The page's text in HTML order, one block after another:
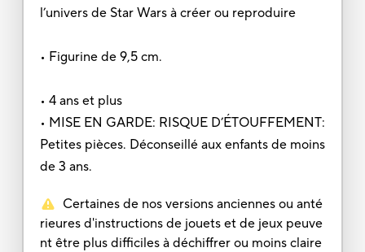
l’univers de Star Wars à créer ou reproduire
• Figurine de 9,5 cm.
• 4 ans et plus
• MISE EN GARDE: RISQUE D’ÉTOUFFEMENT:
Petites pièces. Déconseillé aux enfants de moins
de 3 ans.
Certaines de nos versions anciennes ou anté
rieures d'instructions de jouets et de jeux peuve
nt être plus difficiles à déchiffrer ou moins claire